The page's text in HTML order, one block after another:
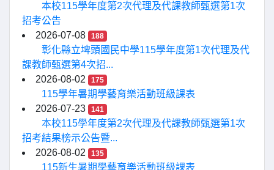
本校115學年度第2次代理及代課教師甄選第1次
招考公告
2026-07-08
188
彰化縣立埤頭國民中學115學年度第1次代理及代
課教師甄選第4次招...
2026-08-02
175
115學年暑期學藝育樂活動班級課表
2026-07-23
141
本校115學年度第2次代理及代課教師甄選第1次
招考結果榜示公告暨...
2026-08-02
135
115新生暑期學藝育樂活動班級課表